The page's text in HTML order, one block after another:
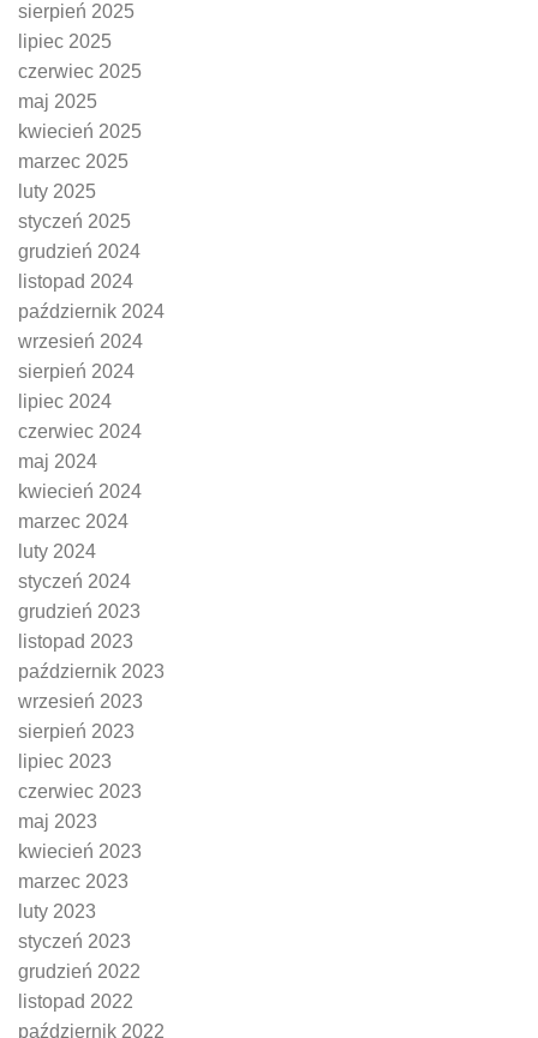
sierpień 2025
lipiec 2025
czerwiec 2025
maj 2025
kwiecień 2025
marzec 2025
luty 2025
styczeń 2025
grudzień 2024
listopad 2024
październik 2024
wrzesień 2024
sierpień 2024
lipiec 2024
czerwiec 2024
maj 2024
kwiecień 2024
marzec 2024
luty 2024
styczeń 2024
grudzień 2023
listopad 2023
październik 2023
wrzesień 2023
sierpień 2023
lipiec 2023
czerwiec 2023
maj 2023
kwiecień 2023
marzec 2023
luty 2023
styczeń 2023
grudzień 2022
listopad 2022
październik 2022